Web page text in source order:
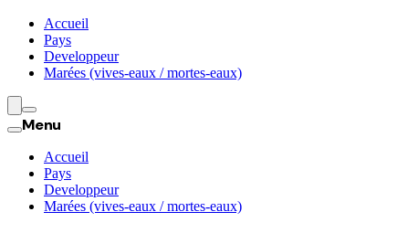
Accueil
Pays
Developpeur
Marées (vives-eaux / mortes-eaux)
Menu
Accueil
Pays
Developpeur
Marées (vives-eaux / mortes-eaux)